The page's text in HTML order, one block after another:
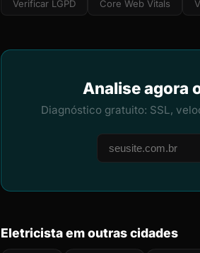
Verificar LGPD Core Web Vitals
Analise agora
Diagnóstico gratuito: SSL,
Eletricista em outras cidades